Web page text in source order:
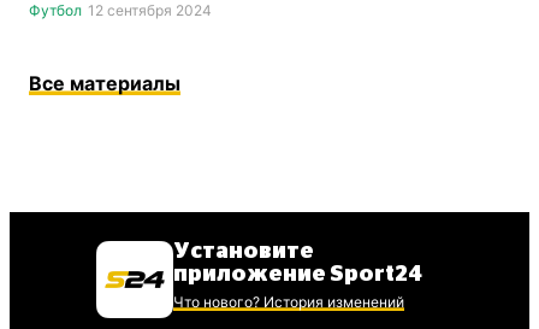
Футбол 12 сентября 2024
Все материалы
Установите
приложение Sport24
Что нового? История изменений